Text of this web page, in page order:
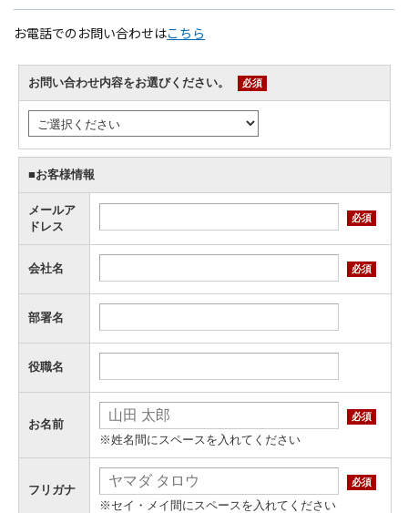
お電話でのお問い合わせはこちら
お問い合わせ内容をお選びください。 必須
■お客様情報
メールア
ドレス
必須
会社名 必須
部署名
役職名
お名前
必須
※姓名間にスペースを入れてください
フリガナ
必須
※セイ・メイ間にスペースを入れてください